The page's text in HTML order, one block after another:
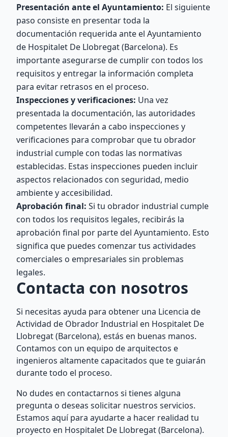
Presentación ante el Ayuntamiento: El siguiente
paso consiste en presentar toda la
documentación requerida ante el Ayuntamiento
de Hospitalet De Llobregat (Barcelona). Es
importante asegurarse de cumplir con todos los
requisitos y entregar la información completa
para evitar retrasos en el proceso.
Inspecciones y verificaciones: Una vez
presentada la documentación, las autoridades
competentes llevarán a cabo inspecciones y
verificaciones para comprobar que tu obrador
industrial cumple con todas las normativas
establecidas. Estas inspecciones pueden incluir
aspectos relacionados con seguridad, medio
ambiente y accesibilidad.
Aprobación final: Si tu obrador industrial cumple
con todos los requisitos legales, recibirás la
aprobación final por parte del Ayuntamiento. Esto
significa que puedes comenzar tus actividades
comerciales o empresariales sin problemas
legales.
Contacta con nosotros
Si necesitas ayuda para obtener una Licencia de
Actividad de Obrador Industrial en Hospitalet De
Llobregat (Barcelona), estás en buenas manos.
Contamos con un equipo de arquitectos e
ingenieros altamente capacitados que te guiarán
durante todo el proceso.
No dudes en contactarnos si tienes alguna
pregunta o deseas solicitar nuestros servicios.
Estamos aquí para ayudarte a hacer realidad tu
proyecto en Hospitalet De Llobregat (Barcelona).